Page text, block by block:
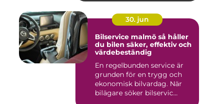
30. jun
Bilservice malmö så håller
du bilen säker, effektiv och
värdebeständig
En regelbunden service är
grunden för en trygg och
ekonomisk bilvardag. När
bilägare söker bilservic...